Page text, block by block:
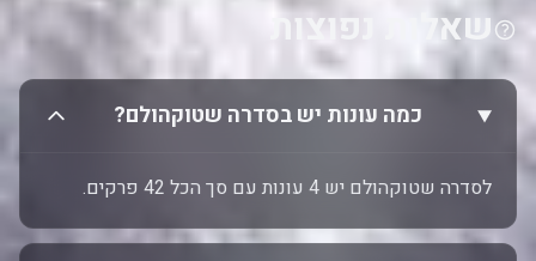
שאלות נפוצות
כמה עונות יש בסדרה שטוקהולם?
לסדרה שטוקהולם יש 4 עונות עם סך הכל 42 פרקים.